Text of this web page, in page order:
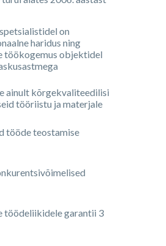
on
haridus ning
töökogemus objektidel
ainult kõrgekvaliteedilisi
tööriistu ja materjale
tööde teostamise
töödeliikidele garantii 3